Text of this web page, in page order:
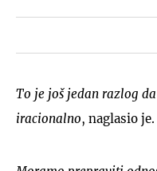
To je još jedan razlog
iracionalno, naglasio je.